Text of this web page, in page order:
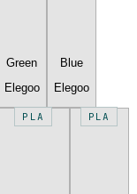
Green
Elegoo
Blue
Elegoo
PLA PLA